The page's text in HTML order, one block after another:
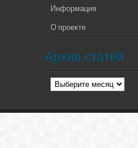
Информация
О проекте
Архив статей
Архив
статей